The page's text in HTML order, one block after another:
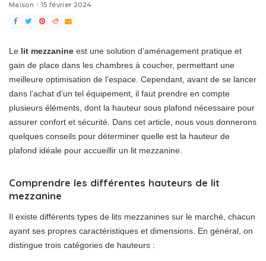
Maison 15 février 2024
Le lit mezzanine est une solution d’aménagement pratique et
gain de place dans les chambres à coucher, permettant une
meilleure optimisation de l’espace. Cependant, avant de se lancer
dans l’achat d’un tel équipement, il faut prendre en compte
plusieurs éléments, dont la hauteur sous plafond nécessaire pour
assurer confort et sécurité. Dans cet article, nous vous donnerons
quelques conseils pour déterminer quelle est la hauteur de
plafond idéale pour accueillir un lit mezzanine.
Comprendre les différentes hauteurs de lit
mezzanine
Il existe différents types de lits mezzanines sur le marché, chacun
ayant ses propres caractéristiques et dimensions. En général, on
distingue trois catégories de hauteurs :